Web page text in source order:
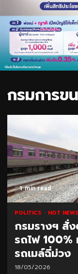
กรมการข
1 min read
POLITICS HOT NEWS
กรมรางฯ สั่
รถไฟ
รถเมล์ฉี่ม่วง
18/05/2026